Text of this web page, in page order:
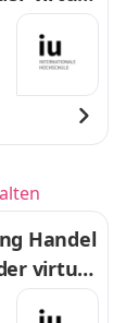
Handel
virtuel